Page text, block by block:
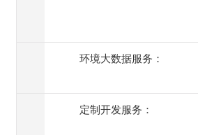
环境大数据服务：
定制开发服务：